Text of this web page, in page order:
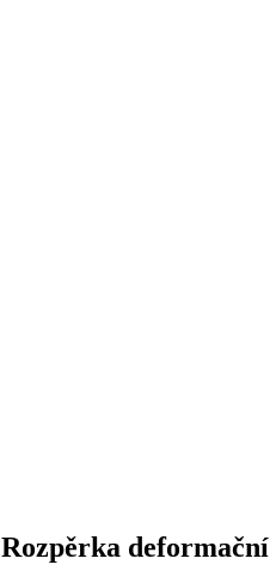
Rozpěrka deformační